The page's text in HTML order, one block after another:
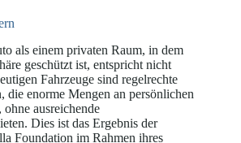
als einem privaten Raum, in dem
geschützt ist, entspricht nicht
Fahrzeuge sind regelrechte
die enorme Mengen an persönlichen
ausreichende
Dies ist das Ergebnis der
Foundation im Rahmen ihres